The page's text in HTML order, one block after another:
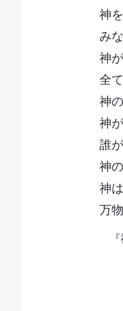
神
み
神
全
神
神
誰
神
神
万